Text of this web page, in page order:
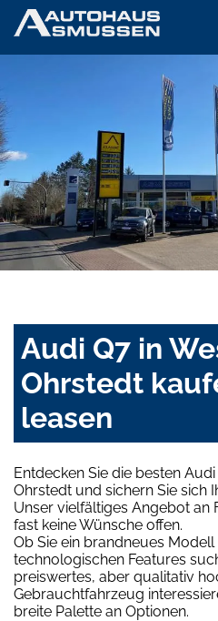
Audi Q7 in
Ohrstedt
leasen
Entdecken Sie die besten
Ohrstedt und sichern Sie sich
Unser vielfältiges Angebot an
fast keine Wünsche offen.
Ob Sie ein brandneues
technologischen Features
preiswertes, aber qualitativ
Gebrauchtfahrzeug
breite Palette an Optionen.